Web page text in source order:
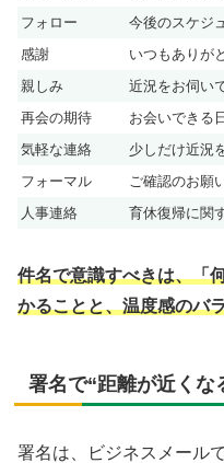
フォロー
今後のスケジ
感謝
いつもありが
親しみ
近況をお伺い
再会の期待
お会いできる
気軽な連絡
少しだけ近況
フォーマル
ご確認のお願
人事連絡
育休復帰に関
件名で意識すべきは、「
かることと、温度感のバ
署名で“距離が近くな
署名は、ビジネスメール